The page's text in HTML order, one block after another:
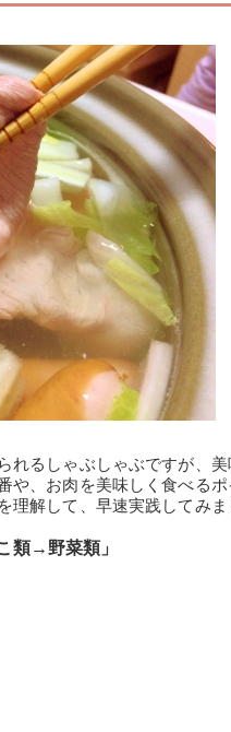
れるしゃぶしゃぶですが、
や、お肉を美味しく食べる
理解して、早速実践してみま
類→野菜類」